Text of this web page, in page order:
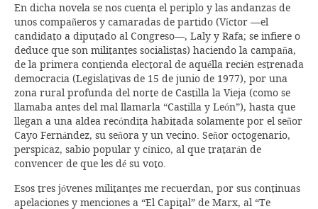
En dicha novela se nos cuenta el periplo y las andanzas de
unos compañeros y camaradas de partido (Víctor —el
candidato a diputado al Congreso—, Laly y Rafa; se infiere o
deduce que son militantes socialistas) haciendo la campaña,
de la primera contienda electoral de aquélla recién estrenada
democracia (Legislativas de 15 de junio de 1977), por una
zona rural profunda del norte de Castilla la Vieja (como se
llamaba antes del mal llamarla “Castilla y León”), hasta que
llegan a una aldea recóndita habitada solamente por el señor
Cayo Fernández, su señora y un vecino. Señor octogenario,
perspicaz, sabio popular y cínico, al que tratarán de
convencer de que les dé su voto.
Esos tres jóvenes militantes me recuerdan, por sus continuas
apelaciones y menciones a “El Capital” de Marx, al “Te